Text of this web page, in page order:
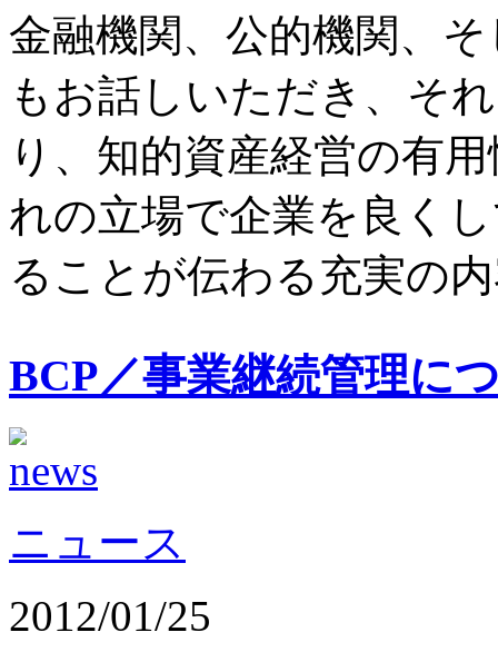
金融機関、公的機関、
もお話しいただき、そ
り、知的資産経営の有
れの立場で企業を良く
ることが伝わる充実の
BCP／事業継続管理に
ニュース
2012/01/25